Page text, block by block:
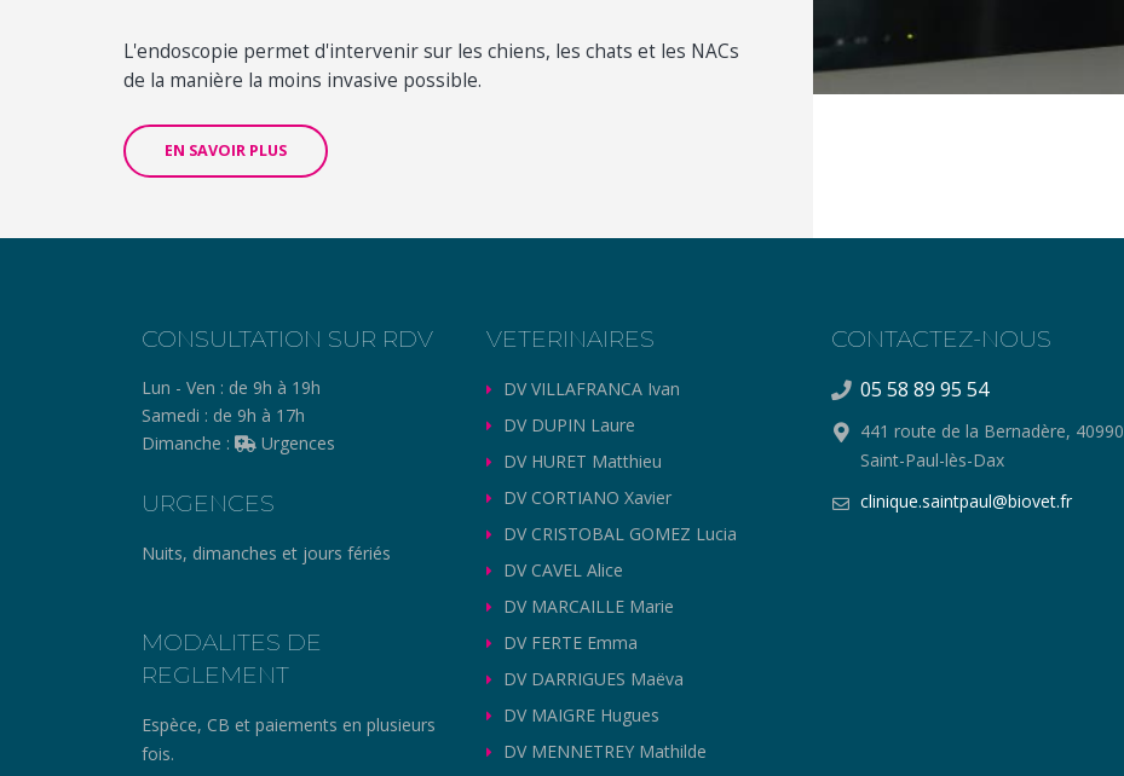
L'endoscopie permet d'intervenir sur les chiens, les chats et les NACs
de la manière la moins invasive possible.
EN SAVOIR PLUS
CONSULTATION SUR RDV
Lun - Ven : de 9h à 19h
Samedi : de 9h à 17h
Dimanche :
Urgences
URGENCES
Nuits, dimanches et jours fériés
MODALITES DE
REGLEMENT
Espèce, CB et paiements en plusieurs
fois.
VETERINAIRES
DV VILLAFRANCA Ivan
DV DUPIN Laure
DV HURET Matthieu
DV CORTIANO Xavier
DV CRISTOBAL GOMEZ Lucia
DV CAVEL Alice
DV MARCAILLE Marie
DV FERTE Emma
DV DARRIGUES Maëva
DV MAIGRE Hugues
DV MENNETREY Mathilde
CONTACTEZ-NOUS
05 58 89 95 54
441 route de la Bernadère, 40990
Saint-Paul-lès-Dax
clinique.saintpaul@biovet.fr